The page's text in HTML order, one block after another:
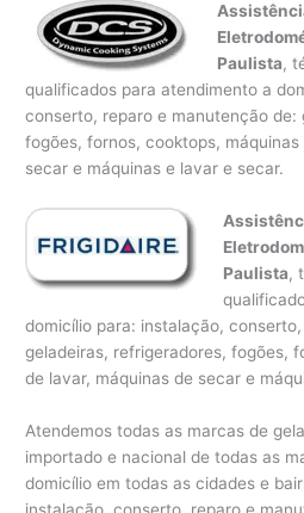
Paulista,
qualificados para atendimento a
conserto, reparo e manutenção de:
fogões, fornos, cooktops, máquinas
secar e máquinas e lavar e secar.
Paulista,
domicílio para: instalação,
geladeiras, refrigeradores, fogões,
de lavar, máquinas de secar e
Atendemos todas as marcas de
importado e nacional de todas as
domicílio em todas as cidades e